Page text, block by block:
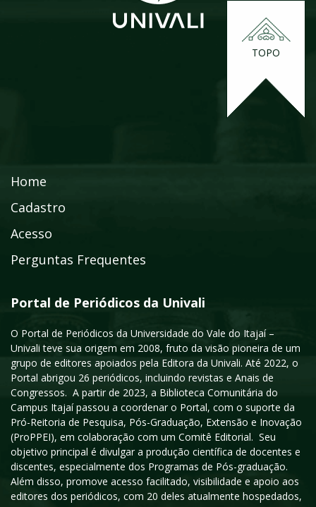
TOPO
Home
Cadastro
Acesso
Perguntas Frequentes
Portal de Periódicos da Univali
O Portal de Periódicos da Universidade do Vale do Itajaí –
Univali teve sua origem em 2008, fruto da visão pioneira de um
grupo de editores apoiados pela Editora da Univali. Até 2022, o
Portal abrigou 26 periódicos, incluindo revistas e Anais de
Congressos. A partir de 2023, a Biblioteca Comunitária do
Campus Itajaí passou a coordenar o Portal, com o suporte da
Pró-Reitoria de Pesquisa, Pós-Graduação, Extensão e Inovação
(ProPPEI), em colaboração com um Comitê Editorial. Seu
objetivo principal é divulgar a produção científica de docentes e
discentes, especialmente dos Programas de Pós-graduação.
Além disso, promove acesso facilitado, visibilidade e apoio aos
editores dos periódicos, com 20 deles atualmente hospedados,